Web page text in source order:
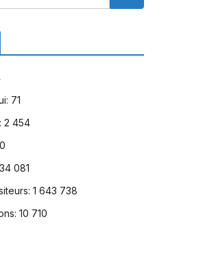
71
2 454
081
1 643 738
10 710